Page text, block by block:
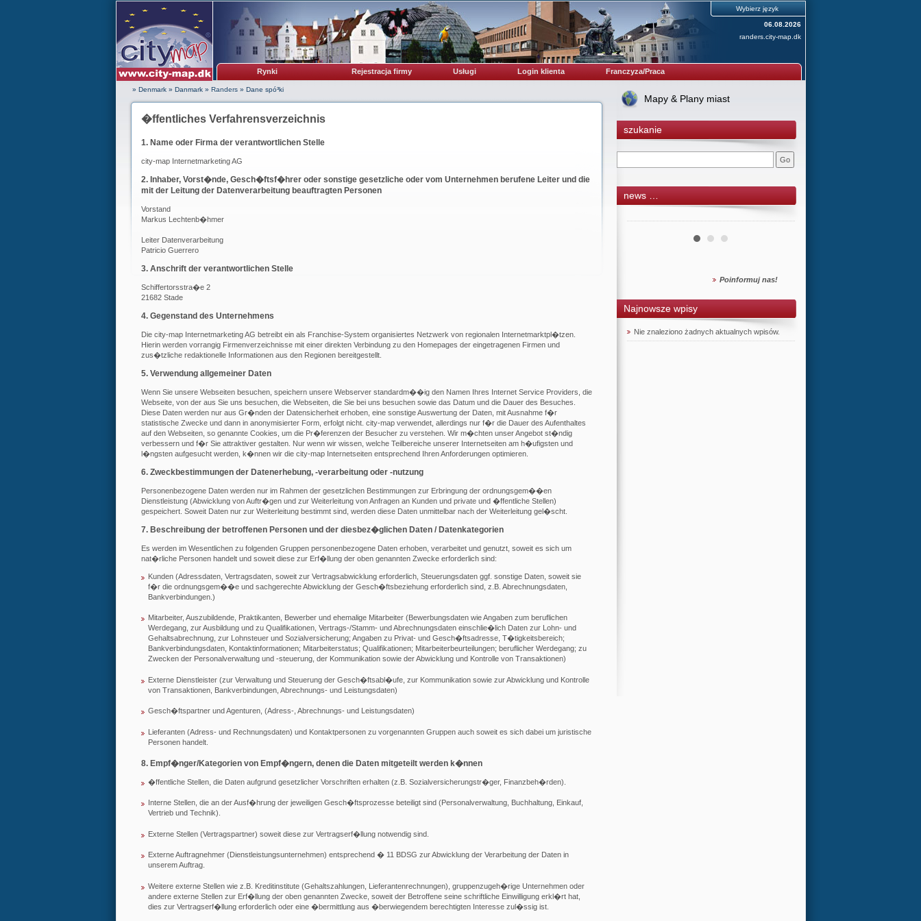
Wybierz język
06.08.2026
randers.city-map.dk
Rynki Rejestracja firmy Usługi Login klienta Franczyza/Praca
» Denmark» Danmark» Randers» Dane spó³ki
�ffentliches Verfahrensverzeichnis
1. Name oder Firma der verantwortlichen Stelle
city-map Internetmarketing AG
2. Inhaber, Vorst�nde, Gesch�ftsf�hrer oder sonstige gesetzliche oder vom Unternehmen berufene Leiter und die
mit der Leitung der Datenverarbeitung beauftragten Personen
Vorstand
Markus Lechtenb�hmer
Leiter Datenverarbeitung
Patricio Guerrero
3. Anschrift der verantwortlichen Stelle
Schiffertorsstra�e 2
21682 Stade
4. Gegenstand des Unternehmens
Die city-map Internetmarketing AG betreibt ein als Franchise-System organisiertes Netzwerk von regionalen Internetmarktpl�tzen.
Hierin werden vorrangig Firmenverzeichnisse mit einer direkten Verbindung zu den Homepages der eingetragenen Firmen und
zus�tzliche redaktionelle Informationen aus den Regionen bereitgestellt.
5. Verwendung allgemeiner Daten
Wenn Sie unsere Webseiten besuchen, speichern unsere Webserver standardm��ig den Namen Ihres Internet Service Providers, die
Webseite, von der aus Sie uns besuchen, die Webseiten, die Sie bei uns besuchen sowie das Datum und die Dauer des Besuches.
Diese Daten werden nur aus Gr�nden der Datensicherheit erhoben, eine sonstige Auswertung der Daten, mit Ausnahme f�r
statistische Zwecke und dann in anonymisierter Form, erfolgt nicht. city-map verwendet, allerdings nur f�r die Dauer des Aufenthaltes
auf den Webseiten, so genannte Cookies, um die Pr�ferenzen der Besucher zu verstehen. Wir m�chten unser Angebot st�ndig
verbessern und f�r Sie attraktiver gestalten. Nur wenn wir wissen, welche Teilbereiche unserer Internetseiten am h�ufigsten und
l�ngsten aufgesucht werden, k�nnen wir die city-map Internetseiten entsprechend Ihren Anforderungen optimieren.
6. Zweckbestimmungen der Datenerhebung, -verarbeitung oder -nutzung
Personenbezogene Daten werden nur im Rahmen der gesetzlichen Bestimmungen zur Erbringung der ordnungsgem��en
Dienstleistung (Abwicklung von Auftr�gen und zur Weiterleitung von Anfragen an Kunden und private und �ffentliche Stellen)
gespeichert. Soweit Daten nur zur Weiterleitung bestimmt sind, werden diese Daten unmittelbar nach der Weiterleitung gel�scht.
7. Beschreibung der betroffenen Personen und der diesbez�glichen Daten / Datenkategorien
Es werden im Wesentlichen zu folgenden Gruppen personenbezogene Daten erhoben, verarbeitet und genutzt, soweit es sich um
nat�rliche Personen handelt und soweit diese zur Erf�llung der oben genannten Zwecke erforderlich sind:
Kunden (Adressdaten, Vertragsdaten, soweit zur Vertragsabwicklung erforderlich, Steuerungsdaten ggf. sonstige Daten, soweit sie
f�r die ordnungsgem��e und sachgerechte Abwicklung der Gesch�ftsbeziehung erforderlich sind, z.B. Abrechnungsdaten,
Bankverbindungen.)
Mitarbeiter, Auszubildende, Praktikanten, Bewerber und ehemalige Mitarbeiter (Bewerbungsdaten wie Angaben zum beruflichen
Werdegang, zur Ausbildung und zu Qualifikationen, Vertrags-/Stamm- und Abrechnungsdaten einschlie�lich Daten zur Lohn- und
Gehaltsabrechnung, zur Lohnsteuer und Sozialversicherung; Angaben zu Privat- und Gesch�ftsadresse, T�tigkeitsbereich;
Bankverbindungsdaten, Kontaktinformationen; Mitarbeiterstatus; Qualifikationen; Mitarbeiterbeurteilungen; beruflicher Werdegang; zu
Zwecken der Personalverwaltung und -steuerung, der Kommunikation sowie der Abwicklung und Kontrolle von Transaktionen)
Externe Dienstleister (zur Verwaltung und Steuerung der Gesch�ftsabl�ufe, zur Kommunikation sowie zur Abwicklung und Kontrolle
von Transaktionen, Bankverbindungen, Abrechnungs- und Leistungsdaten)
Gesch�ftspartner und Agenturen, (Adress-, Abrechnungs- und Leistungsdaten)
Lieferanten (Adress- und Rechnungsdaten) und Kontaktpersonen zu vorgenannten Gruppen auch soweit es sich dabei um juristische
Personen handelt.
8. Empf�nger/Kategorien von Empf�ngern, denen die Daten mitgeteilt werden k�nnen
�ffentliche Stellen, die Daten aufgrund gesetzlicher Vorschriften erhalten (z.B. Sozialversicherungstr�ger, Finanzbeh�rden).
Interne Stellen, die an der Ausf�hrung der jeweiligen Gesch�ftsprozesse beteiligt sind (Personalverwaltung, Buchhaltung, Einkauf,
Vertrieb und Technik).
Externe Stellen (Vertragspartner) soweit diese zur Vertragserf�llung notwendig sind.
Externe Auftragnehmer (Dienstleistungsunternehmen) entsprechend � 11 BDSG zur Abwicklung der Verarbeitung der Daten in
unserem Auftrag.
Weitere externe Stellen wie z.B. Kreditinstitute (Gehaltszahlungen, Lieferantenrechnungen), gruppenzugeh�rige Unternehmen oder
andere externe Stellen zur Erf�llung der oben genannten Zwecke, soweit der Betroffene seine schriftliche Einwilligung erkl�rt hat,
dies zur Vertragserf�llung erforderlich oder eine �bermittlung aus �berwiegendem berechtigten Interesse zul�ssig ist.
Mapy & Plany miast
szukanie
news …
Poinformuj nas!
Najnowsze wpisy
Nie znaleziono żadnych aktualnych wpisów.